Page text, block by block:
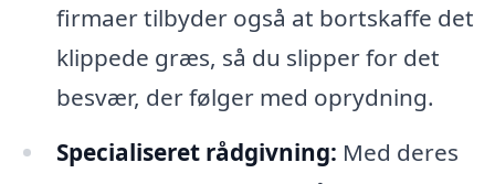
firmaer tilbyder også at bortskaffe det
klippede græs, så du slipper for det
besvær, der følger med oprydning.
Specialiseret rådgivning: Med deres